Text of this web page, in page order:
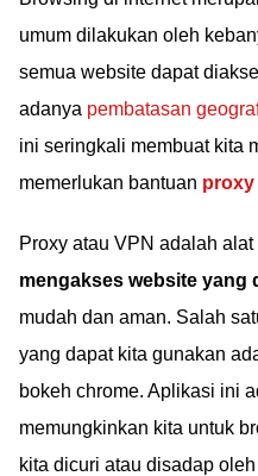
umum dilakukan oleh
semua website dapat
adanya pembatasan
ini seringkali membuat kita
memerlukan bantuan proxy
Proxy atau VPN adalah
mengakses website yang
mudah dan aman. Salah
yang dapat kita gunakan
bokeh chrome. Aplikasi ini
memungkinkan kita untuk
kita dicuri atau disadap